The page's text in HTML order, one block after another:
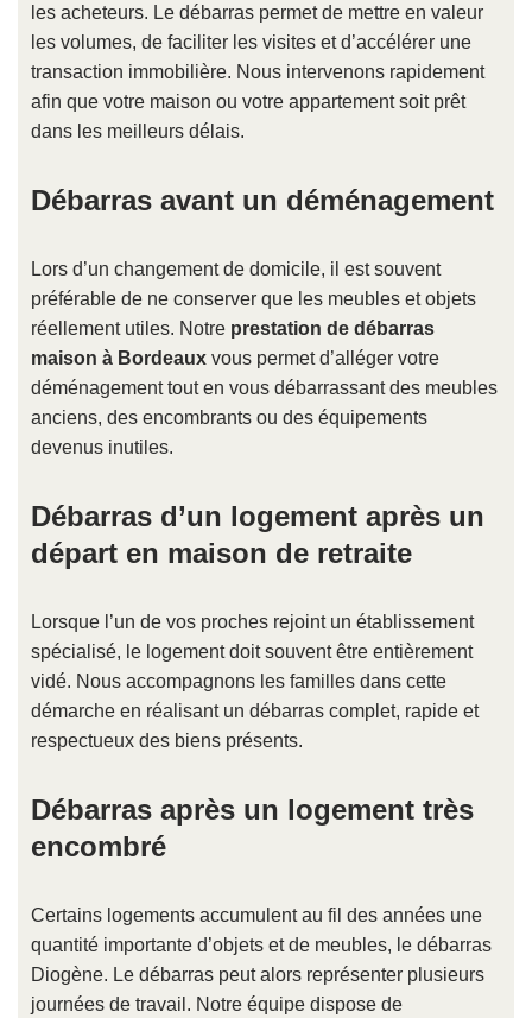
les acheteurs. Le débarras permet de mettre en valeur
les volumes, de faciliter les visites et d’accélérer une
transaction immobilière. Nous intervenons rapidement
afin que votre maison ou votre appartement soit prêt
dans les meilleurs délais.
Débarras avant un déménagement
Lors d’un changement de domicile, il est souvent
préférable de ne conserver que les meubles et objets
réellement utiles. Notre prestation de débarras
maison à Bordeauxvous permet d’alléger votre
déménagement tout en vous débarrassant des meubles
anciens, des encombrants ou des équipements
devenus inutiles.
Débarras d’un logement après un
départ en maison de retraite
Lorsque l’un de vos proches rejoint un établissement
spécialisé, le logement doit souvent être entièrement
vidé. Nous accompagnons les familles dans cette
démarche en réalisant un débarras complet, rapide et
respectueux des biens présents.
Débarras après un logement très
encombré
Certains logements accumulent au fil des années une
quantité importante d’objets et de meubles, le débarras
Diogène. Le débarras peut alors représenter plusieurs
journées de travail. Notre équipe dispose de